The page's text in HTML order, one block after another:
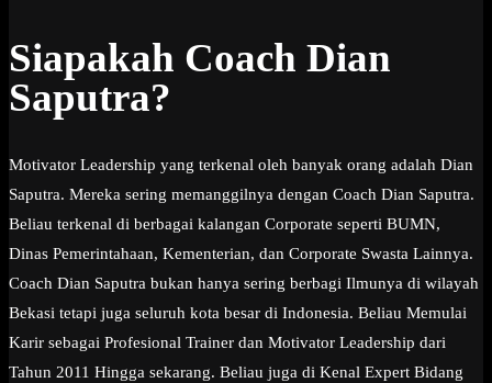
Siapakah Coach Dian
Saputra?
Motivator Leadership yang terkenal oleh banyak orang adalah Dian
Saputra. Mereka sering memanggilnya dengan Coach Dian Saputra.
Beliau terkenal di berbagai kalangan Corporate seperti BUMN,
Dinas Pemerintahaan, Kementerian, dan Corporate Swasta Lainnya.
Coach Dian Saputra bukan hanya sering berbagi Ilmunya di wilayah
Bekasi tetapi juga seluruh kota besar di Indonesia. Beliau Memulai
Karir sebagai Profesional Trainer dan Motivator Leadership dari
Tahun 2011 Hingga sekarang. Beliau juga di Kenal Expert Bidang